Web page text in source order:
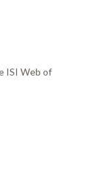
ISI Web of